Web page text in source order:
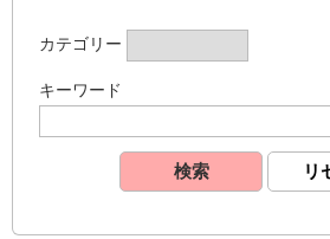
カテゴリー
キーワード